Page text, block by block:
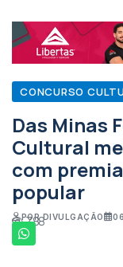
CONCURSO
Das Minas
Cultural
com
popular
POR DIVULGAÇÃO
788